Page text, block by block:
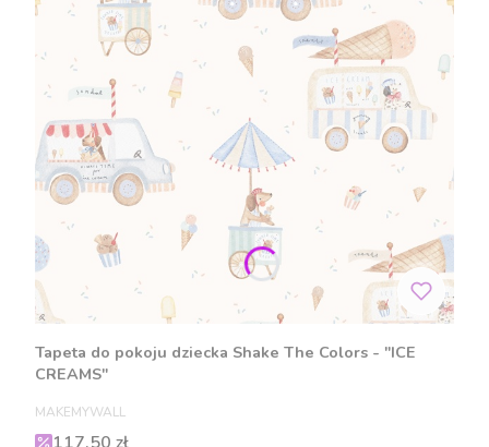
Tapeta do pokoju dziecka Shake The Colors - "ICE
CREAMS"
PRODUCENT
MAKEMYWALL
Cena promocyjna
117,50 zł